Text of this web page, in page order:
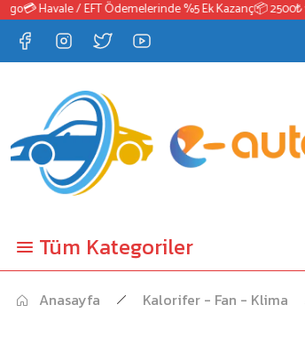
💳 Havale / EFT Ödemelerinde %5 Ek Kazanç📦 2500₺ ve
Tüm Kategoriler
Anasayfa Kalorifer - Fan - Klima